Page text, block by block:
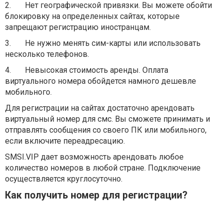
2.
Нет географической привязки. Вы можете обойти
блокировку на определенных сайтах, которые
запрещают регистрацию иностранцам.
3.
Не нужно менять сим-карты или использовать
несколько телефонов.
4.
Невысокая стоимость аренды. Оплата
виртуального номера обойдется намного дешевле
мобильного.
Для регистрации на сайтах достаточно арендовать
виртуальный номер для смс. Вы сможете принимать и
отправлять сообщения со своего ПК или мобильного,
если включите переадресацию.
SMSI .VIP дает возможность арендовать любое
количество номеров в любой стране. Подключение
осуществляется круглосуточно.
Как получить номер для регистрации?